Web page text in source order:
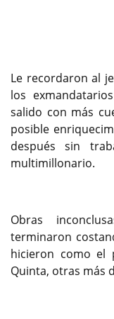
Le recordaron al
los
salido con más
posible
después sin
multimillonario.
Obras
terminaron
hicieron como el
Quinta, otras más